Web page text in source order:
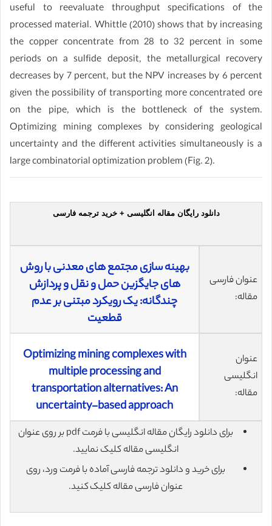
useful to reevaluate throughput specifications of the
processed material. Whittle (2010) shows that by increasing
the copper concentrate from 28 to 32 percent in some
periods on a sulfide deposit, the metallurgical recovery
decreases by 7 percent, but the NPV increases by 6 percent
given the possibility of transporting more concentrated ore
on the pipe, which is the bottleneck of the system.
Optimizing mining complexes by considering geological
uncertainty and the different activities simultaneously is a
large combinatorial optimization problem (Fig. 2).
دانلود رایگان مقاله انگلیسی + خرید ترجمه فارسی
عنوان فارسی
مقاله:
بهینه سازی مجتمع های معدنی با روش
های جایگزین حمل و نقل و پردازش
چندگانه: یک رویکرد مبتنی بر عدم
قطعیت
عنوان
انگلیسی
مقاله:
Optimizing mining complexes with
multiple processing and
transportation alternatives: An
uncertainty-based approach
برای دانلود رایگان مقاله انگلیسی با فرمت pdf بر روی عنوان
انگلیسی مقاله کلیک نمایید.
برای خرید و دانلود ترجمه فارسی آماده با فرمت ورد، روی
عنوان فارسی مقاله کلیک کنید.